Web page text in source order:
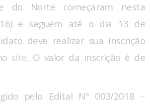
do Norte começaram nesta
e seguem até o dia 13 de
deve realizar sua inscrição
site. O valor da inscrição é de
pelo Edital Nº 003/2018 –